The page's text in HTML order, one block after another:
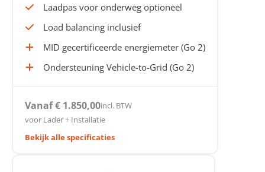
Laadpas voor onderweg optioneel
Load balancing inclusief
MID gecertificeerde energiemeter (Go 2)
Ondersteuning Vehicle-to-Grid (Go 2)
Vanaf € 1.850,00incl. BTW
voor Lader + Installatie
Bekijk alle specificaties